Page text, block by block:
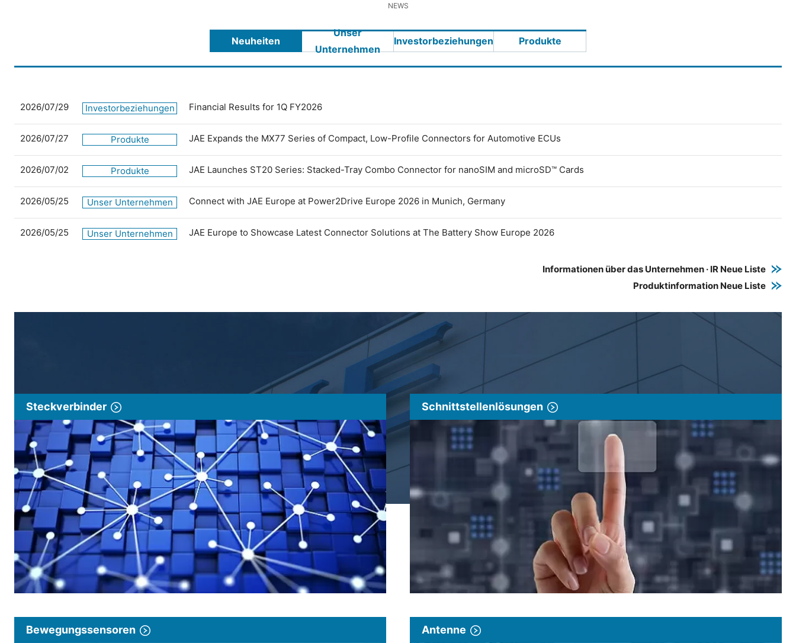
NEWS
Neuheiten
Unser
Unternehmen
Investorbeziehungen Produkte
2026/07/29 Investorbeziehungen Financial Results for 1Q FY2026
2026/07/27 Produkte JAE Expands the MX77 Series of Compact, Low-Profile Connectors for Automotive ECUs
2026/07/02 Produkte JAE Launches ST20 Series: Stacked-Tray Combo Connector for nanoSIM and microSD™ Cards
2026/05/25 Unser Unternehmen Connect with JAE Europe at Power2Drive Europe 2026 in Munich, Germany
2026/05/25 Unser Unternehmen JAE Europe to Showcase Latest Connector Solutions at The Battery Show Europe 2026
Informationen über das Unternehmen · IR Neue Liste
Produktinformation Neue Liste
Steckverbinder Schnittstellenlösungen
Bewegungssensoren Antenne